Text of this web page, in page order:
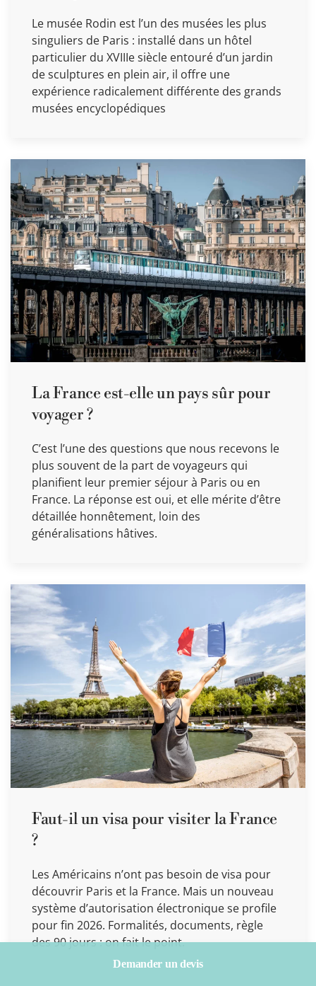
Le musée Rodin est l’un des musées les plus
singuliers de Paris : installé dans un hôtel
particulier du XVIIIe siècle entouré d’un jardin
de sculptures en plein air, il offre une
expérience radicalement différente des grands
musées encyclopédiques
La France est-elle un pays sûr pour
voyager ?
C’est l’une des questions que nous recevons le
plus souvent de la part de voyageurs qui
planifient leur premier séjour à Paris ou en
France. La réponse est oui, et elle mérite d’être
détaillée honnêtement, loin des
généralisations hâtives.
Faut-il un visa pour visiter la France
?
Les Américains n’ont pas besoin de visa pour
découvrir Paris et la France. Mais un nouveau
système d’autorisation électronique se profile
pour fin 2026. Formalités, documents, règle
des 90 jours : on fait le point.
Demander un devis